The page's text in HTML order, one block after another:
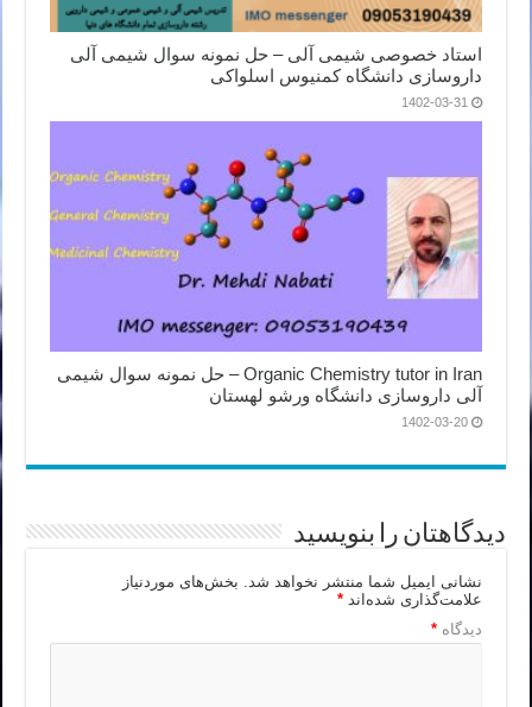
استاد خصوصی شیمی آلی – حل نمونه سوال شیمی آلی
داروسازی دانشگاه کمنیوس اسلواکی
1402-03-31
Organic Chemistry tutor in Iran – حل نمونه سوال شیمی
آلی داروسازی دانشگاه ورشو لهستان
1402-03-20
دیدگاهتان را بنویسید
نشانی ایمیل شما منتشر نخواهد شد.
بخش‌های موردنیاز
علامت‌گذاری شده‌اند*
دیدگاه*